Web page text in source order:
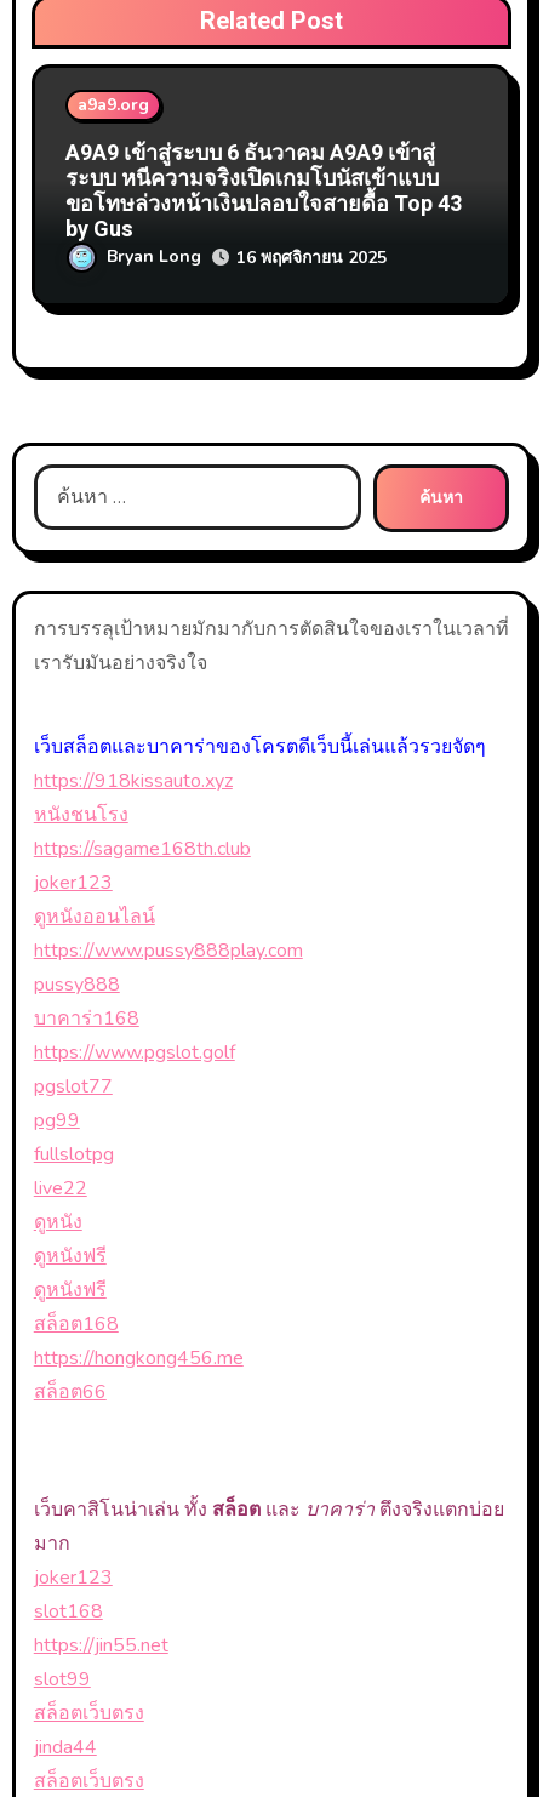
Related Post
a9a9.org
A9A9 เข้าสู่ระบบ 6 ธันวาคม A9A9 เข้าสู่
ระบบ หนีความจริงเปิดเกมโบนัสเข้าแบบ
ขอโทษล่วงหน้าเงินปลอบใจสายดื้อ Top 43
by Gus
Bryan Long 16 พฤศจิกายน 2025
ค้นหา
สำหรับ:
การบรรลุเป้าหมายมักมากับการตัดสินใจของเราในเวลาที่
เรารับมันอย่างจริงใจ
เว็บสล็อตและบาคาร่าของโครตดีเว็บนี้เล่นแล้วรวยจัดๆ
https://918kissauto.xyz
หนังชนโรง
https://sagame168th.club
joker123
ดูหนังออนไลน์
https://www.pussy888play.com
pussy888
บาคาร่า168
https://www.pgslot.golf
pgslot77
pg99
fullslotpg
live22
ดูหนัง
ดูหนังฟรี
ดูหนังฟรี
สล็อต168
https://hongkong456.me
สล็อต66
เว็บคาสิโนน่าเล่น ทั้ง สล็อตและ บาคาร่าตึงจริงแตกบ่อย
มาก
joker123
slot168
https://jin55.net
slot99
สล็อตเว็บตรง
jinda44
สล็อตเว็บตรง